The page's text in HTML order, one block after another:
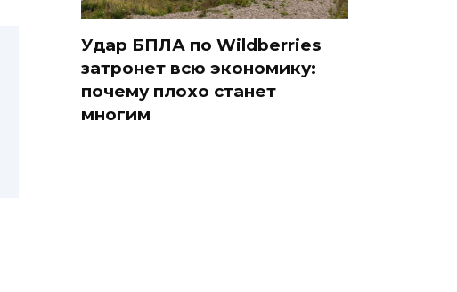
Удар БПЛА по Wildberries
затронет всю экономику:
почему плохо станет
многим